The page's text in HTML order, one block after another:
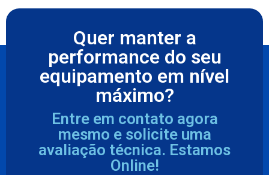
Quer manter a
performance do seu
equipamento em nível
máximo?
Entre em contato agora
mesmo e solicite uma
avaliação técnica. Estamos
Online!